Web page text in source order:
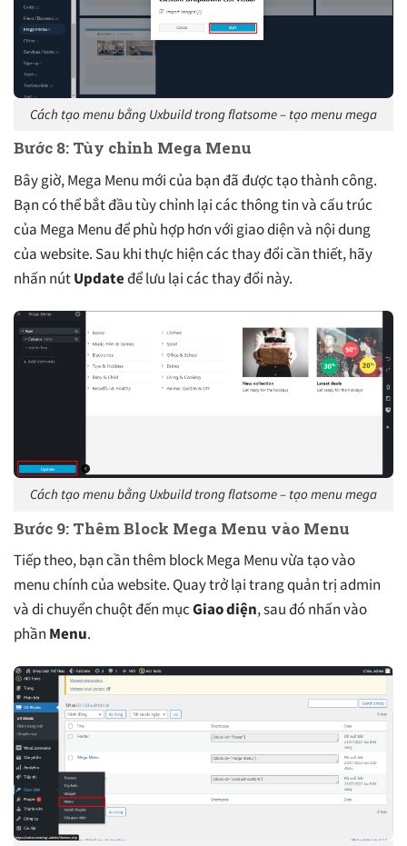
Cách tạo menu bằng Uxbuild trong flatsome – tạo menu mega
Bước 8: Tùy chỉnh Mega Menu
Bây giờ, Mega Menu mới của bạn đã được tạo thành công.
Bạn có thể bắt đầu tùy chỉnh lại các thông tin và cấu trúc
của Mega Menu để phù hợp hơn với giao diện và nội dung
của website. Sau khi thực hiện các thay đổi cần thiết, hãy
nhấn nútUpdateđể lưu lại các thay đổi này.
Cách tạo menu bằng Uxbuild trong flatsome – tạo menu mega
Bước 9: Thêm Block Mega Menu vào Menu
Tiếp theo, bạn cần thêm block Mega Menu vừa tạo vào
menu chính của website. Quay trở lại trang quản trị admin
và di chuyển chuột đến mụcGiao diện, sau đó nhấn vào
phần Menu.